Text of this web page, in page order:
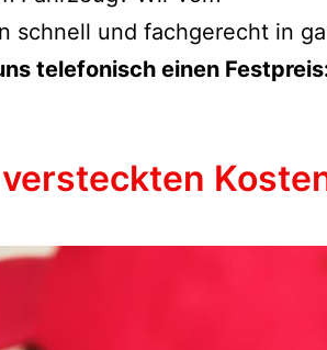
schnell und fachgerecht in
telefonisch einen